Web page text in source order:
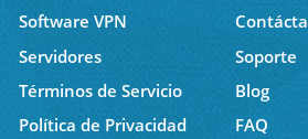
Software VPN
Servidores
Soporte
Términos de Servicio
Blog
Política de Privacidad
FAQ